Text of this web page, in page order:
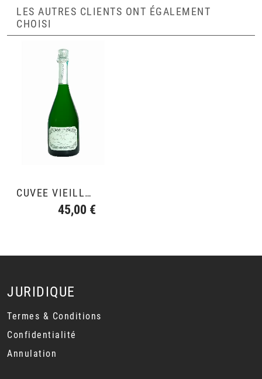
LES AUTRES CLIENTS ONT ÉGALEMENT
CHOISI
CUVÉE VIEILLE VIGNE
45,00 €
JURIDIQUE
Termes & Conditions
Confidentialité
Annulation